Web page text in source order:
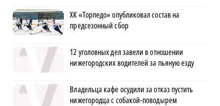
ХК «Торпедо» опубликовал состав на
предсезонный сбор
12 уголовных дел завели в отношении
нижегородских водителей за пьяную езду
Владельца кафе осудили за отказ пустить
нижегородца с собакой-поводырем